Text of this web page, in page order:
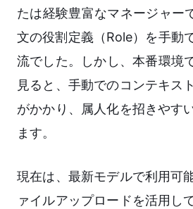
たは経験豊富なマネージャー
文の役割定義（Role）を手動
流でした。しかし、本番環境
見ると、手動でのコンテキス
がかかり、属人化を招きやす
ます。
現在は、最新モデルで利用可
ァイルアップロードを活用し